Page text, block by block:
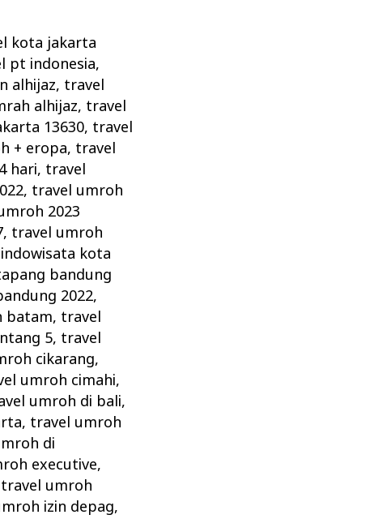
kota jakarta
pt indonesia,
alhijaz, travel
alhijaz, travel
13630, travel
+ eropa, travel
hari, travel
, travel umroh
2023
, travel umroh
kota
bandung
2022,
batam, travel
5, travel
cikarang,
umroh cimahi,
umroh di bali,
, travel umroh
di
executive,
travel umroh
izin depag,